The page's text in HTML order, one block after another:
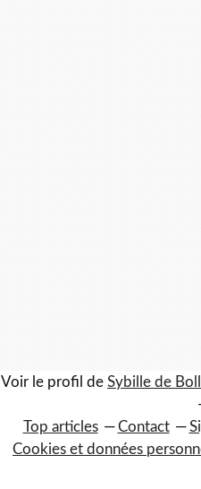
Voir le profil de Sybille de
Top articles Contact
Cookies et données